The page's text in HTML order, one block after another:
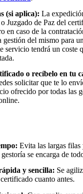
(si aplica): La
Juzgado de Paz del
en caso de la
gestión del mismo para
servicio tendrá un coste
o recíbelo en tu
solicitar que te lo
ofrecido por todas las
Evita las largas filas
se encarga de
y sencilla: Se
cuanto antes.